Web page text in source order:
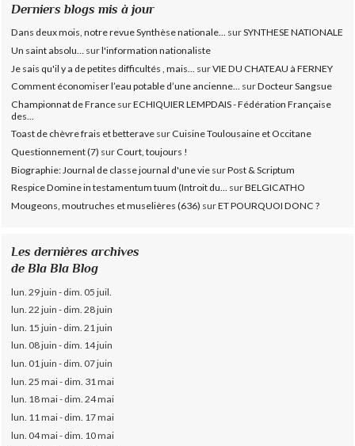
Derniers blogs mis à jour
Dans deux mois, notre revue Synthèse nationale... surSYNTHESE NATIONALE
Un saint absolu…
surl'information nationaliste
Je sais qu'il y a de petites difficultés , mais...
surVIE DU CHATEAU à FERNEY
Comment économiser l’eau potable d’une ancienne... surDocteur Sangsue
Championnat de France surECHIQUIER LEMPDAIS - Fédération Française
des...
Toast de chèvre frais et betterave surCuisine Toulousaine et Occitane
Questionnement (7) surCourt, toujours !
Biographie: Journal de classe journal d'une vie surPost & Scriptum
Respice Domine in testamentum tuum (Introit du... surBELGICATHO
Mougeons, moutruches et muselières (636) surET POURQUOI DONC ?
Les dernières archives
de Bla Bla Blog
lun. 29 juin - dim. 05 juil.
lun. 22 juin - dim. 28 juin
lun. 15 juin - dim. 21 juin
lun. 08 juin - dim. 14 juin
lun. 01 juin - dim. 07 juin
lun. 25 mai - dim. 31 mai
lun. 18 mai - dim. 24 mai
lun. 11 mai - dim. 17 mai
lun. 04 mai - dim. 10 mai